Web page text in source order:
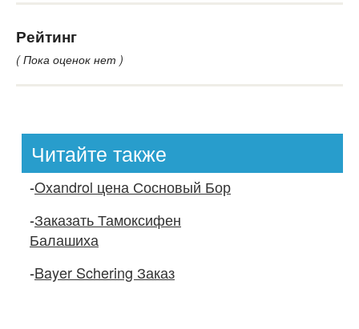
Рейтинг
( Пока оценок нет )
Читайте также
-Oxandrol цена Сосновый Бор
-Заказать Тамоксифен
Балашиха
-Bayer Schering Заказ